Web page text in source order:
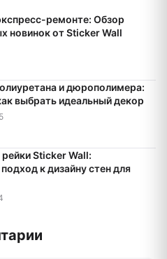
ремонте: Обзор
новинок от Sticker Wall
и дюрополимера:
выбрать идеальный декор
Sticker Wall:
к дизайну стен для